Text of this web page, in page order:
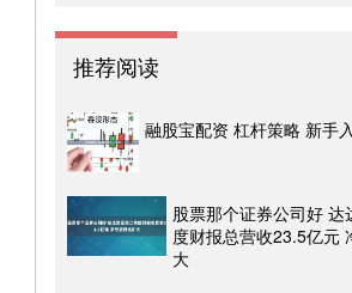
推荐阅读
融股宝配资 杠杆策略 新手
股票那个证券公司好 达
度财报总营收23.5亿元
大